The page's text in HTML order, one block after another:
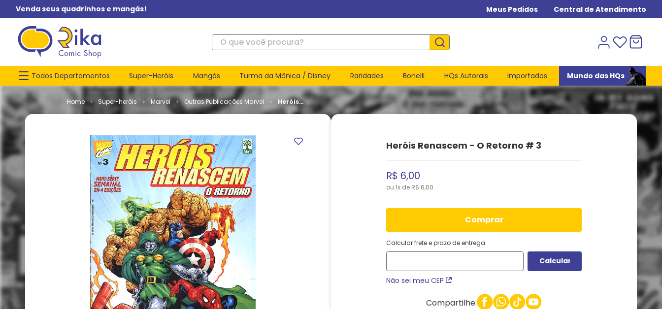
Venda seus quadrinhos e mangás! Meus Pedidos Central de Atendimento
O que você procura?
Todos Departamentos Super-Heróis Mangás Turma da Mônica / Disney Raridades Bonelli HQs Autorais Importados Mundo das HQs
Super-heróis Marvel Outras Publicações Marvel
Heróis
Renascem
Heróis Renascem - O Retorno # 3
R$ 6,00
ou 1x de R$ 6,00
comprar
Calcular frete e prazo de entrega
Não sei meu CEP
Compartilhe: